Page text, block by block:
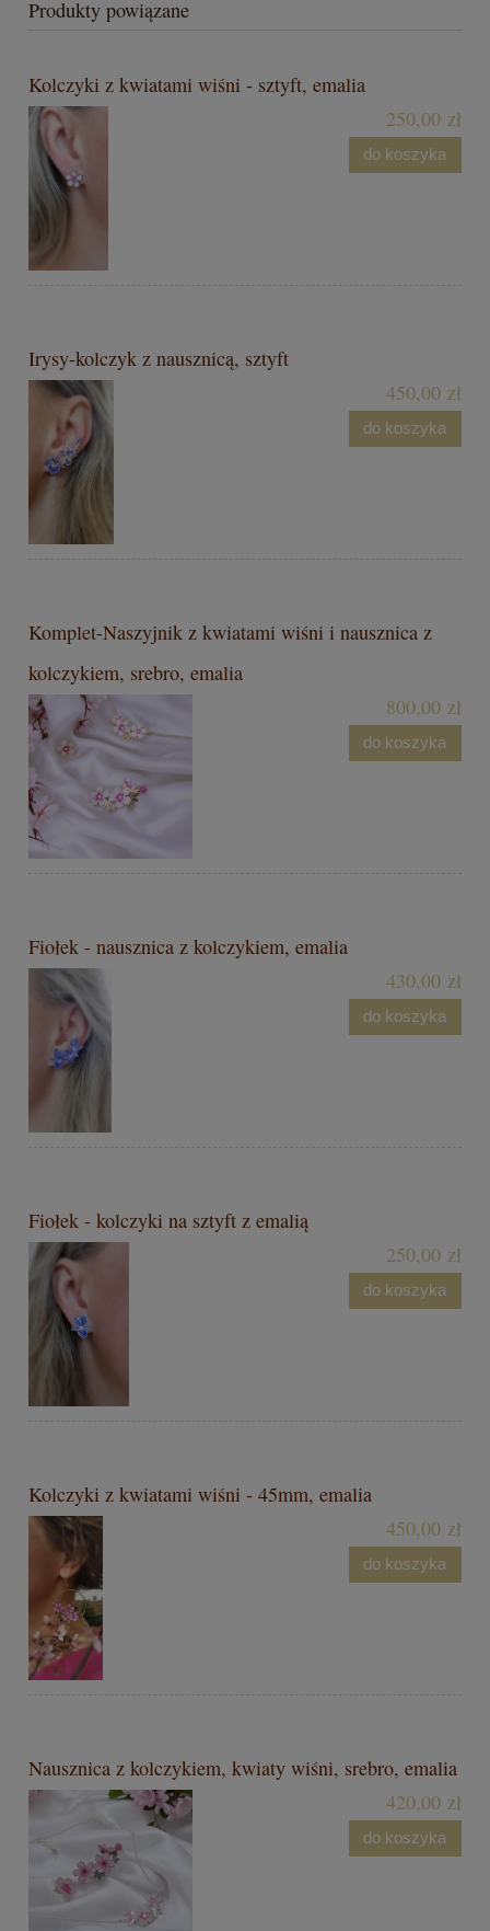
Produkty powiązane
Kolczyki z kwiatami wiśni - sztyft, emalia
250,00 zł
do koszyka
Irysy-kolczyk z nausznicą, sztyft
450,00 zł
do koszyka
Komplet-Naszyjnik z kwiatami wiśni i nausznica z
kolczykiem, srebro, emalia
800,00 zł
do koszyka
Fiołek - nausznica z kolczykiem, emalia
430,00 zł
do koszyka
Fiołek - kolczyki na sztyft z emalią
250,00 zł
do koszyka
Kolczyki z kwiatami wiśni - 45mm, emalia
450,00 zł
do koszyka
Nausznica z kolczykiem, kwiaty wiśni, srebro, emalia
420,00 zł
do koszyka